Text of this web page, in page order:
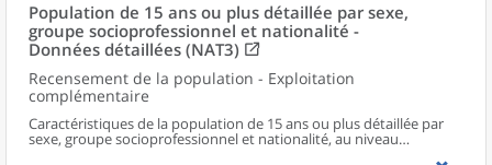
Population de 15 ans ou plus détaillée par sexe,
groupe socioprofessionnel et nationalité -
Données détaillées (NAT3)
Recensement de la population - Exploitation
complémentaire
Caractéristiques de la population de 15 ans ou plus détaillée par
sexe, groupe socioprofessionnel et nationalité, au niveau
communal et supracommunal pour la France hors Mayotte.